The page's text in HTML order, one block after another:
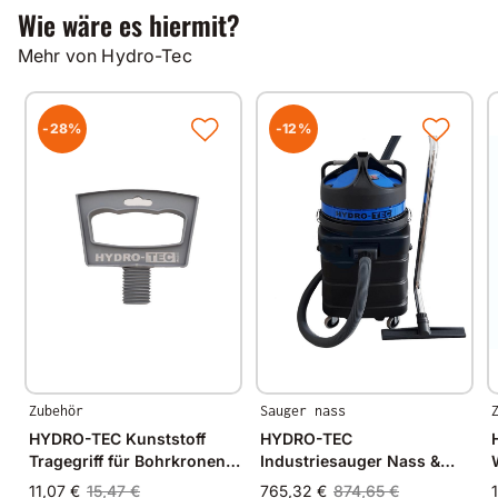
Wie wäre es hiermit?
Mehr von Hydro-Tec
-28%
Zubehör
HYDRO-TEC Kunststoff
Tragegriff für Bohrkronen 1
1/4
11,07 € 15,47 €
-12%
Sauger nass
HYDRO-TEC
Industriesauger Nass &
Trocken 90l /240W inkl.
765,32 € 874,65 €